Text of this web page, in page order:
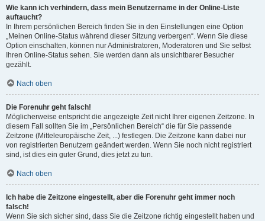
Wie kann ich verhindern, dass mein Benutzername in der Online-Liste
auftaucht?
In Ihrem persönlichen Bereich finden Sie in den Einstellungen eine Option
„Meinen Online-Status während dieser Sitzung verbergen“. Wenn Sie diese
Option einschalten, können nur Administratoren, Moderatoren und Sie selbst
Ihren Online-Status sehen. Sie werden dann als unsichtbarer Besucher
gezählt.
Nach oben
Die Forenuhr geht falsch!
Möglicherweise entspricht die angezeigte Zeit nicht Ihrer eigenen Zeitzone. In
diesem Fall sollten Sie im „Persönlichen Bereich“ die für Sie passende
Zeitzone (Mitteleuropäische Zeit, ...) festlegen. Die Zeitzone kann dabei nur
von registrierten Benutzern geändert werden. Wenn Sie noch nicht registriert
sind, ist dies ein guter Grund, dies jetzt zu tun.
Nach oben
Ich habe die Zeitzone eingestellt, aber die Forenuhr geht immer noch
falsch!
Wenn Sie sich sicher sind, dass Sie die Zeitzone richtig eingestellt haben und